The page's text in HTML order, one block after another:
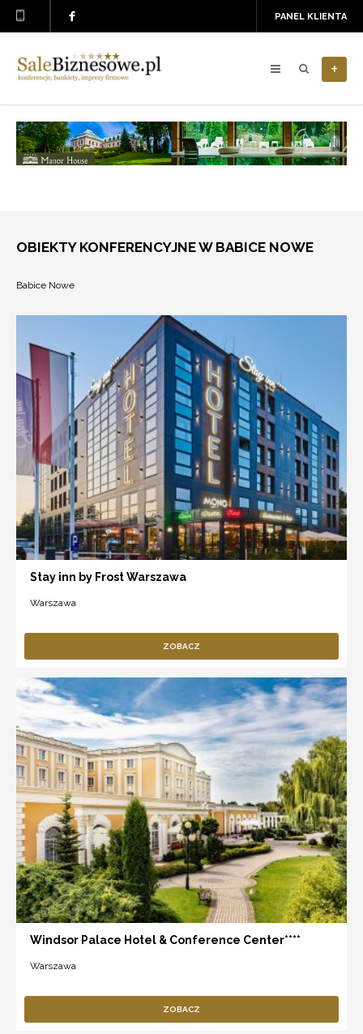
PANEL KLIENTA
+
OBIEKTY KONFERENCYJNE W BABICE NOWE
Babice Nowe
Stay inn by Frost Warszawa
Warszawa
ZOBACZ
Windsor Palace Hotel & Conference Center****
Warszawa
ZOBACZ